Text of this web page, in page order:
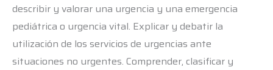
describir y valorar una urgencia y una emergencia
pediátrica o urgencia vital. Explicar y debatir la
utilización de los servicios de urgencias ante
situaciones no urgentes. Comprender, clasificar y